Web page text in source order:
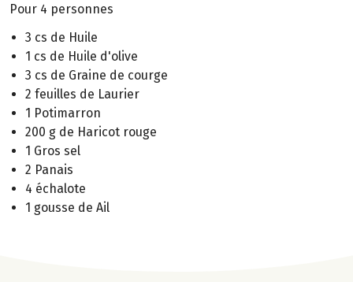
Pour 4 personnes
3 cs de Huile
1 cs de Huile d'olive
3 cs de Graine de courge
2 feuilles de Laurier
1 Potimarron
200 g de Haricot rouge
1 Gros sel
2 Panais
4 échalote
1 gousse de Ail